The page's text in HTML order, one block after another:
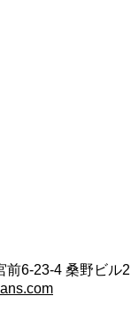
前6-23-4 桑野ビル2